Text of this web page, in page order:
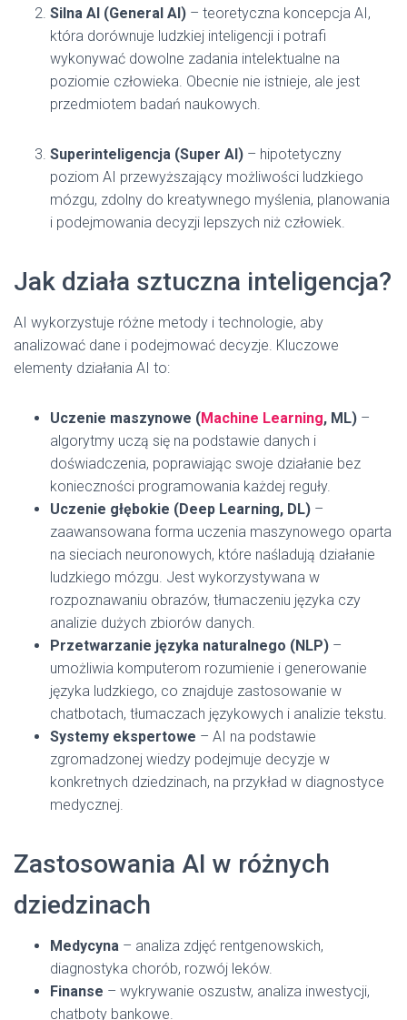
Silna AI (General AI) – teoretyczna koncepcja AI,
która dorównuje ludzkiej inteligencji i potrafi
wykonywać dowolne zadania intelektualne na
poziomie człowieka. Obecnie nie istnieje, ale jest
przedmiotem badań naukowych.
Superinteligencja (Super AI) – hipotetyczny
poziom AI przewyższający możliwości ludzkiego
mózgu, zdolny do kreatywnego myślenia, planowania
i podejmowania decyzji lepszych niż człowiek.
Jak działa sztuczna inteligencja?
AI wykorzystuje różne metody i technologie, aby
analizować dane i podejmować decyzje. Kluczowe
elementy działania AI to:
Uczenie maszynowe (Machine Learning, ML) –
algorytmy uczą się na podstawie danych i
doświadczenia, poprawiając swoje działanie bez
konieczności programowania każdej reguły.
Uczenie głębokie (Deep Learning, DL) –
zaawansowana forma uczenia maszynowego oparta
na sieciach neuronowych, które naśladują działanie
ludzkiego mózgu. Jest wykorzystywana w
rozpoznawaniu obrazów, tłumaczeniu języka czy
analizie dużych zbiorów danych.
Przetwarzanie języka naturalnego (NLP) –
umożliwia komputerom rozumienie i generowanie
języka ludzkiego, co znajduje zastosowanie w
chatbotach, tłumaczach językowych i analizie tekstu.
Systemy ekspertowe – AI na podstawie
zgromadzonej wiedzy podejmuje decyzje w
konkretnych dziedzinach, na przykład w diagnostyce
medycznej.
Zastosowania AI w różnych
dziedzinach
Medycyna – analiza zdjęć rentgenowskich,
diagnostyka chorób, rozwój leków.
Finanse – wykrywanie oszustw, analiza inwestycji,
chatboty bankowe.